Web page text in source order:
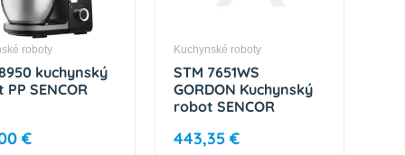
roboty
kuchynský
SENCOR
€
Kuchynské roboty
STM 7651WS
GORDON Kuchynský
robot SENCOR
443,35 €